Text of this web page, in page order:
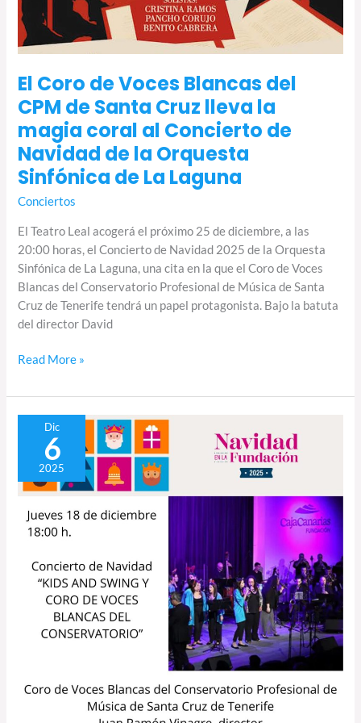
El Coro de Voces Blancas del
CPM de Santa Cruz lleva la
magia coral al Concierto de
Navidad de la Orquesta
Sinfónica de La Laguna
Conciertos
El Teatro Leal acogerá el próximo 25 de diciembre, a las
20:00 horas, el Concierto de Navidad 2025 de la Orquesta
Sinfónica de La Laguna, una cita en la que el Coro de Voces
Blancas del Conservatorio Profesional de Música de Santa
Cruz de Tenerife tendrá un papel protagonista. Bajo la batuta
del director David
Sinfónica
de
La
Laguna
Read More »
Dic
6
2025
Navidad
swing
y
voces
blancas
en
Fundación
CajaCanarias